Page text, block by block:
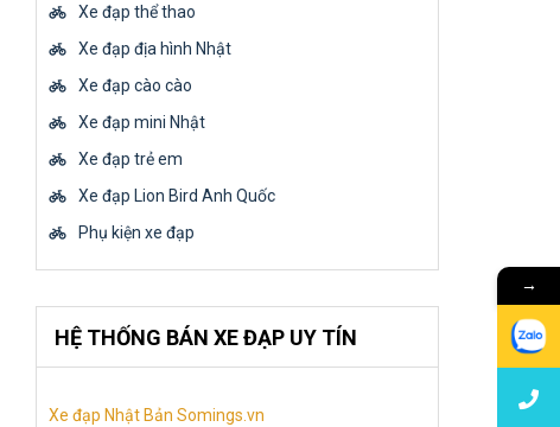
Xe đạp thể thao
Xe đạp địa hình Nhật
Xe đạp cào cào
Xe đạp mini Nhật
Xe đạp trẻ em
Xe đạp Lion Bird Anh Quốc
Phụ kiện xe đạp
HỆ THỐNG BÁN XE ĐẠP UY TÍN
Xe đạp Nhật Bản Somings.vn
→